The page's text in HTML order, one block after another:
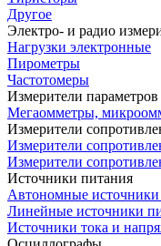
Другое
Электро- и радио
Нагрузки электронные
Пирометры
Частотомеры
Измерители параметров
Мегаомметры,
Измерители
Измерители
Измерители
Источники питания
Автономные источники
Линейные источники
Источники тока и